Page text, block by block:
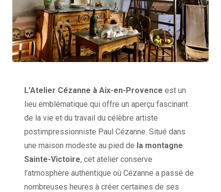
L’Atelier Cézanne à Aix-en-Provence est un
lieu emblématique qui offre un aperçu fascinant
de la vie et du travail du célèbre artiste
postimpressionniste Paul Cézanne. Situé dans
une maison modeste au pied de la montagne
Sainte-Victoire, cet atelier conserve
l’atmosphère authentique où Cézanne a passé de
nombreuses heures à créer certaines de ses